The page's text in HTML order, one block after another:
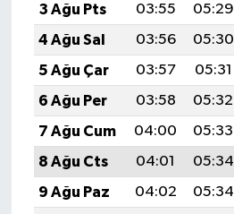
3 Ağu Pts
03:55 05:29
4 Ağu Sal
03:56 05:30
5 Ağu Çar
03:57 05:31
6 Ağu Per
03:58 05:32
7 Ağu Cum
04:00 05:33
8 Ağu Cts
04:01 05:34
9 Ağu Paz
04:02 05:34